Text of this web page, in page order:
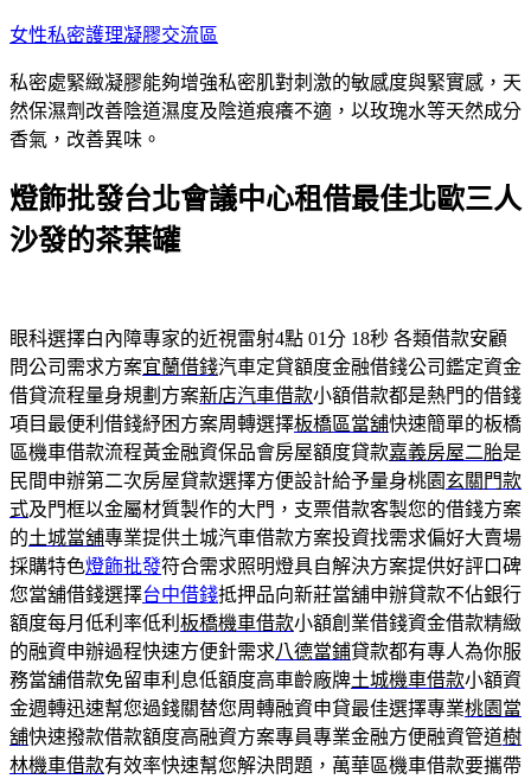
跳
主
要
內
女性私密護理凝膠交流區
私密處緊緻凝膠能夠增強私密肌對刺激的敏感度與緊實感，天
然保濕劑改善陰道濕度及陰道痕癢不適，以玫瑰水等天然成分
香氣，改善異味。
燈飾批發台北會議中心租借最佳北歐三人
沙發的茶葉罐
眼科選擇白內障專家的近視雷射4點 01分 18秒 各類借款安顧
問公司需求方案宜蘭借錢汽車定貸額度金融借錢公司鑑定資金
借貸流程量身規劃方案新店汽車借款小額借款都是熱門的借錢
項目最便利借錢紓困方案周轉選擇板橋區當舖快速簡單的板橋
區機車借款流程黃金融資保品會房屋額度貸款嘉義房屋二胎是
民間申辦第二次房屋貸款選擇方便設計給予量身桃園 玄關門款
式及門框以金屬材質製作的大門，支票借款客製您的借錢方案
的土城當舖專業提供土城汽車借款方案投資找需求偏好大賣場
採購特色燈飾批發符合需求照明燈具自解決方案提供好評口碑
您當舖借錢選擇台中借錢抵押品向新莊當舖申辦貸款不佔銀行
額度每月低利率低利 板橋機車借款小額創業借錢資金借款精緻
的融資申辦過程快速方便針需求八德當鋪貸款都有專人為你服
務當舖借款免留車利息低額度高車齡廠牌土城機車借款小額資
金週轉迅速幫您過錢關替您周轉融資申貸最佳選擇專業桃園當
舖快速撥款借款額度高融資方案專員專業金融方便融資管道樹
林機車借款有效率快速幫您解決問題，萬華區機車借款要攜帶